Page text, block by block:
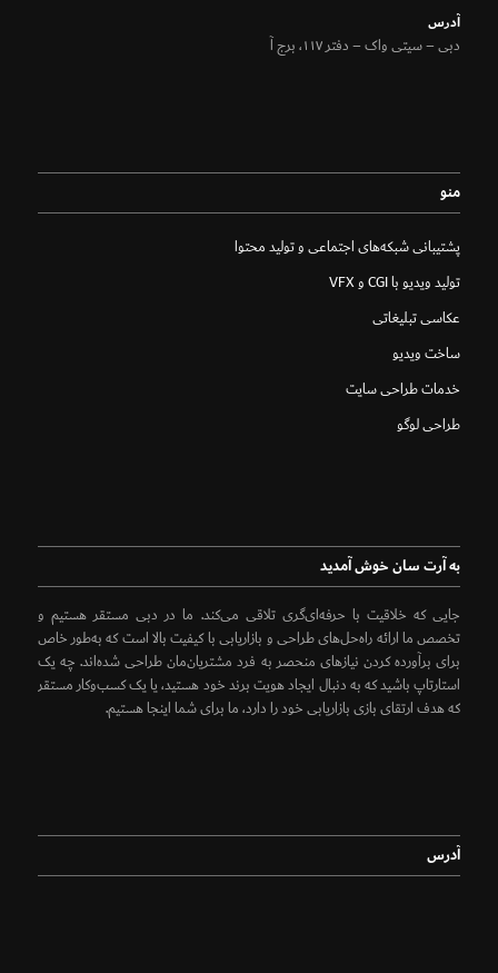
آدرس
دبی – سیتی واک – دفتر ۱۱۷، برج آ
منو
پشتیبانی شبکه‌های اجتماعی و تولید محتوا
تولید ویدیو با CGI و VFX
عکاسی تبلیغاتی
ساخت ویدیو
خدمات طراحی سایت
طراحی لوگو
به آرت سان خوش آمدید
جایی که خلاقیت با حرفه‌ای‌گری تلاقی می‌کند. ما در دبی مستقر هستیم و
تخصص ما ارائه راه‌حل‌های طراحی و بازاریابی با کیفیت بالا است که به‌طور خاص
برای برآورده کردن نیازهای منحصر به فرد مشتریان‌مان طراحی شده‌اند. چه یک
استارتاپ باشید که به دنبال ایجاد هویت برند خود هستید، یا یک کسب‌وکار مستقر
که هدف ارتقای بازی بازاریابی خود را دارد، ما برای شما اینجا هستیم.
آدرس